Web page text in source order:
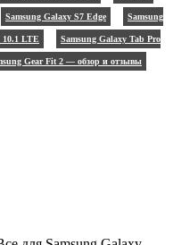
Samsung Galaxy S7 Edge Samsung
10.1 LTE Samsung Galaxy Tab Pro
Gear Fit 2 — обзор и отзывы